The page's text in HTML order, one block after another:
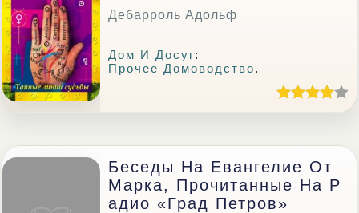
Дебарроль Адольф
Дом И Досуг:
Прочее Домоводство.
Беседы На Евангелие От
Марка, Прочитанные На Р
Адио «Град Петров»